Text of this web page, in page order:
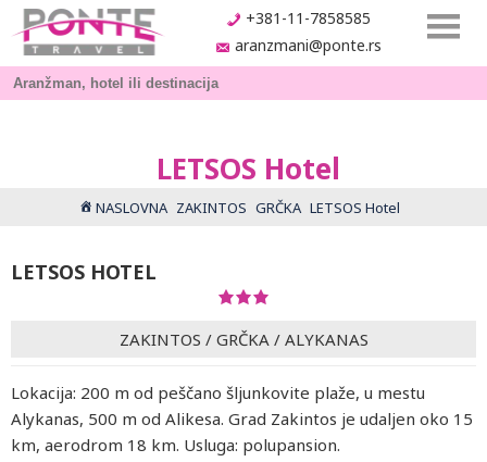
+381-11-7858585
aranzmani@ponte.rs
LETSOS Hotel
NASLOVNA ZAKINTOS GRČKA LETSOS Hotel
LETSOS HOTEL
ZAKINTOS / GRČKA / ALYKANAS
Lokacija: 200 m od peščano šljunkovite plaže, u mestu
Alykanas, 500 m od Alikesa. Grad Zakintos je udaljen oko 15
km, aerodrom 18 km. Usluga: polupansion.